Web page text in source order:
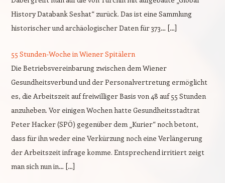
History Databank Seshat“ zurück. Das ist eine Sammlung
historischer und archäologischer Daten für 373… […]
55 Stunden-Woche in Wiener Spitälern
Die Betriebsvereinbarung zwischen dem Wiener
Gesundheitsverbund und der Personalvertretung ermöglicht
es, die Arbeitszeit auf freiwilliger Basis von 48 auf 55 Stunden
anzuheben. Vor einigen Wochen hatte Gesundheitsstadtrat
Peter Hacker (SPÖ) gegenüber dem „Kurier“ noch betont,
dass für ihn weder eine Verkürzung noch eine Verlängerung
der Arbeitszeit infrage komme. Entsprechend irritiert zeigt
man sich nun in… […]